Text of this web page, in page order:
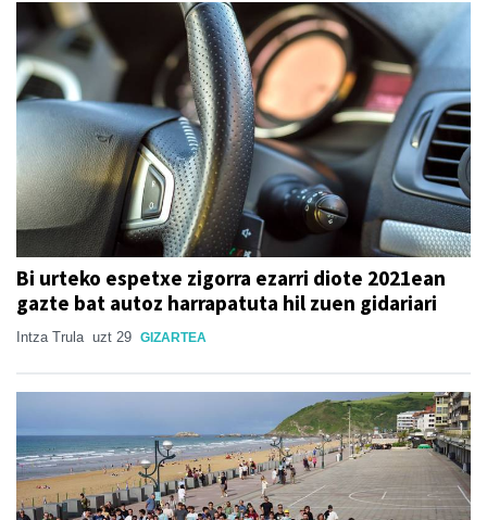
Bi urteko espetxe zigorra ezarri diote 2021ean
gazte bat autoz harrapatuta hil zuen gidariari
Intza Trula uzt 29 GIZARTEA